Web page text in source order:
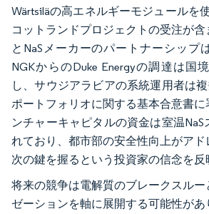
Wärtsiläの高エネルギーモジュールを
コットランドプロジェクトの受注が
とNaSメーカーのパートナーシップ
NGKからのDuke Energyの調達は国
し、サウジアラビアの系統運用者は
ポートフォリオに関する基本合意書
ンチャーキャピタルの資金は室温
れており、都市部の安全性向上がア
次の鍵を握るという投資家の信念を反
将来の競争は電解質のブレークスルー
ゼーションを軸に展開する可能性が